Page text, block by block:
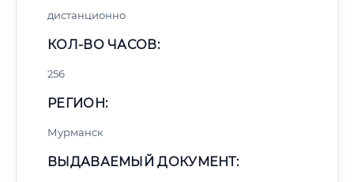
дистанционно
КОЛ-ВО ЧАСОВ:
256
РЕГИОН:
Мурманск
ВЫДАВАЕМЫЙ ДОКУМЕНТ: